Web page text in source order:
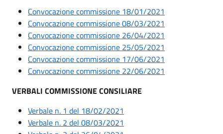
Convocazione commissione 18/01/2021
Convocazione commissione 08/03/2021
Convocazione commissione 26/04/2021
Convocazione commissione 25/05/2021
Convocazione commissione 17/06/2021
Convocazione commissione 22/06/2021
VERBALI COMMISSIONE CONSILIARE
Verbale n. 1 del 18/02/2021
Verbale n. 2 del 08/03/2021